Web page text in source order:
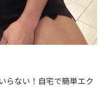
らない！自宅で簡単エク